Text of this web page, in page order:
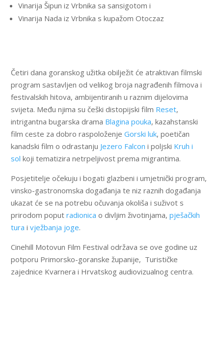
Vinarija Šipun iz Vrbnika sa sansigotom i
Vinarija Nada iz Vrbnika s kupažom Otoczaz
Četiri dana goranskog užitka obilježit će atraktivan filmski
program sastavljen od velikog broja nagrađenih filmova i
festivalskih hitova, ambijentiranih u raznim dijelovima
svijeta. Među njima su češki distopijski film Reset,
intrigantna bugarska drama Blagina pouka, kazahstanski
film ceste za dobro raspoloženjeGorski luk, poetičan
kanadski film o odrastanju Jezero Falcon i poljski Kruh i
sol koji tematizira netrpeljivost prema migrantima.
Posjetitelje očekuju i bogati glazbeni i umjetnički program,
vinsko-gastronomska događanja te niz raznih događanja
ukazat će se na potrebu očuvanja okoliša i suživot s
prirodom poputradionica o divljim životinjama,pješačkih
tura ivježbanja joge.
Cinehill Motovun Film Festival održava se ove godine uz
potporu Primorsko-goranske županije, Turističke
zajednice Kvarnera i Hrvatskog audiovizualnog centra.